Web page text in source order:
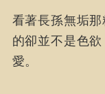
看著長孫無垢
的卻並不是色
愛。